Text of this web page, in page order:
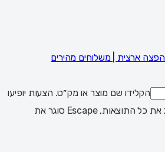
הפצה ארצית | משלוחים מהירים
הקלידו שם מוצר או מק״ט. הצעות יופיעו
מתחת לשדה; Enter מציג את כל התוצאות, Escape סוגר את